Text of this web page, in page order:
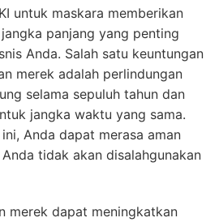
untuk maskara memberikan
panjang yang penting
Anda. Salah satu keuntungan
merek adalah perlindungan
selama sepuluh tahun dan
jangka waktu yang sama.
Anda dapat merasa aman
tidak akan disalahgunakan
merek dapat meningkatkan